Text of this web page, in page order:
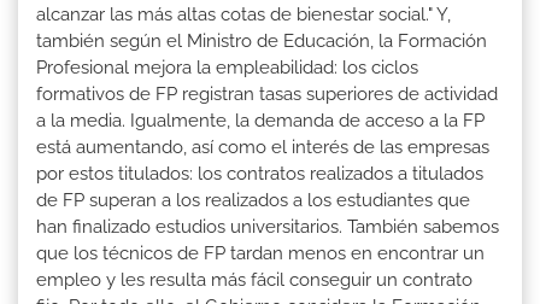
alcanzar las más altas cotas de bienestar social." Y,
también según el Ministro de Educación, la Formación
Profesional mejora la empleabilidad: los ciclos
formativos de FP registran tasas superiores de actividad
a la media. Igualmente, la demanda de acceso a la FP
está aumentando, así como el interés de las empresas
por estos titulados: los contratos realizados a titulados
de FP superan a los realizados a los estudiantes que
han finalizado estudios universitarios. También sabemos
que los técnicos de FP tardan menos en encontrar un
empleo y les resulta más fácil conseguir un contrato